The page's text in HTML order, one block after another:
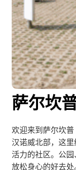
萨尔坎
欢迎来到萨尔坎
汉诺威北部，这里
活力的社区。公
放松身心的好去